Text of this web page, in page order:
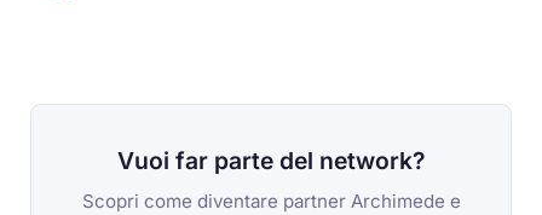
Vuoi far parte del network?
Scopri come diventare partner Archimede e